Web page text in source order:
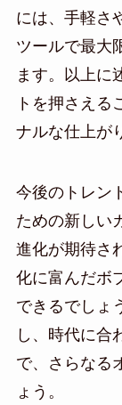
には、手軽さ
ツールで最大
ます。以上に
トを押さえる
ナルな仕上が
今後のトレン
ための新しい
進化が期待さ
化に富んだボ
できるでしょ
し、時代に合
で、さらなる
ょう。